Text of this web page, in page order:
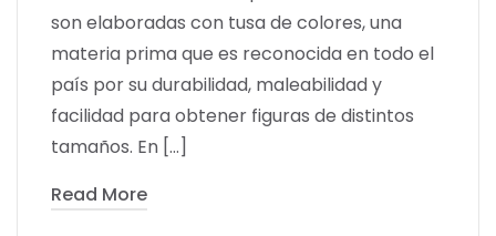
son elaboradas con tusa de colores, una
materia prima que es reconocida en todo el
país por su durabilidad, maleabilidad y
facilidad para obtener figuras de distintos
tamaños. En […]
Read More